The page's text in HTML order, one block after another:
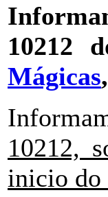
10212
Mágicas
10212,
inicio do